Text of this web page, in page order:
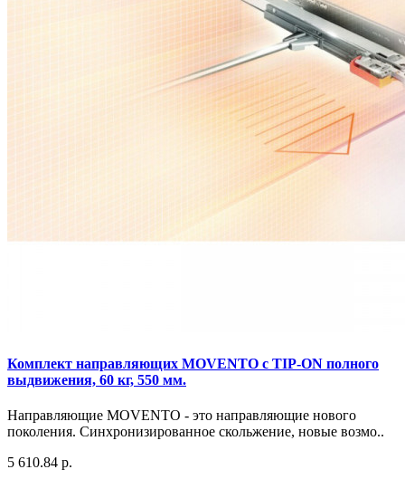
Комплект направляющих MOVENTO с TIP-ON полного
выдвижения, 60 кг, 550 мм.
Направляющие MOVENTO - это направляющие нового
поколения. Синхронизированное скольжение, новые возмо..
5 610.84 р.